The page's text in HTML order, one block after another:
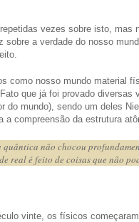
vezes sobre isto,
sobre a verdade do nosso
como nosso mundo material
que já foi provado diversas
do mundo), sendo um deles
a compreensão da estrutura
quântica não chocou
real é feito de coisas que não
vinte, os físicos